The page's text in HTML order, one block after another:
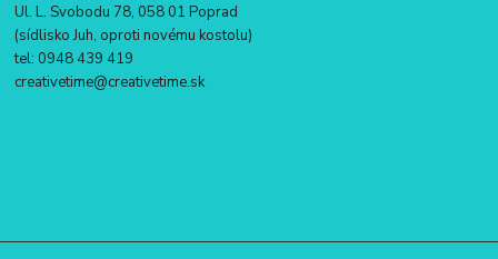
Ul. L. Svobodu 78, 058 01 Poprad
(sídlisko Juh, oproti novému kostolu)
tel: 0948 439 419
creativetime@creativetime.sk